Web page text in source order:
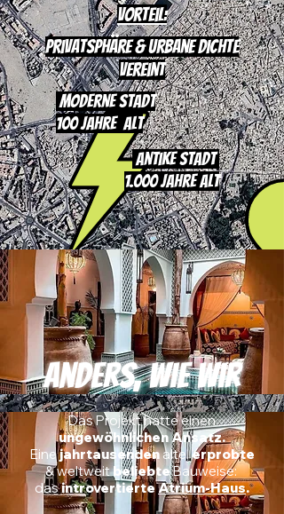
Vorteil:
Privatsphäre &urbane Dichte
vereint
Moderne Stadt
100 Jahre alt
Antike Stadt
1.000 Jahre alt
Anders, wie Wir
Das Projekt hatte einen
ungewöhnlichenAnsatz.
Einejahrtausendenalte,erprobte
&weltweitbeliebteBauweise:
dasintrovertierte Atrium-Haus.